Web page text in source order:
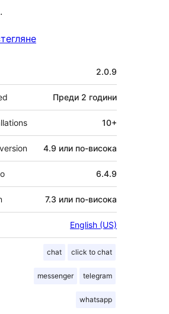
2.0.9
Преди 2 години
10+
4.9 или по-висока
6.4.9
7.3 или по-висока
English (US)
chat click to chat
messenger telegram
whatsapp